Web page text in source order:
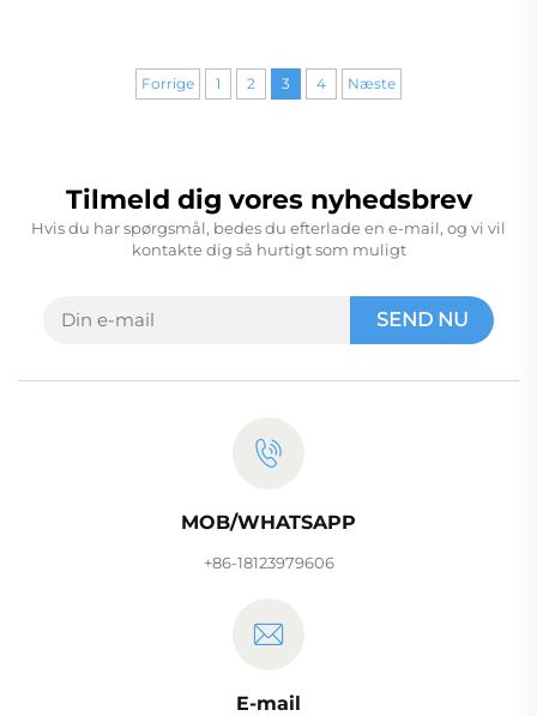
Digital penneformet
Forrige 1 2 3 4 Næste
Tilmeld dig vores nyhedsbrev
Hvis du har spørgsmål, bedes du efterlade en e-mail, og vi vil
kontakte dig så hurtigt som muligt
SEND NU
MOB/WHATSAPP
+86-18123979606
E-mail